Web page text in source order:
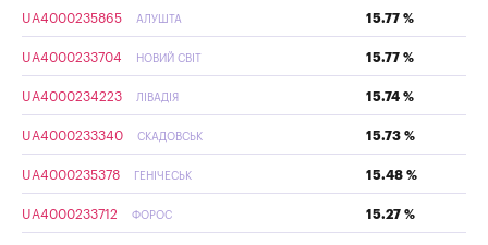
UA4000235865 АЛУШТА 15.77 %
UA4000233704 НОВИЙ СВІТ 15.77 %
UA4000234223 ЛІВАДІЯ 15.74 %
UA4000233340 СКАДОВСЬК 15.73 %
UA4000235378 ГЕНІЧЕСЬК 15.48 %
UA4000233712 ФОРОС 15.27 %